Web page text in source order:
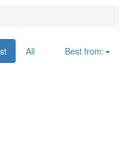
All Best from: